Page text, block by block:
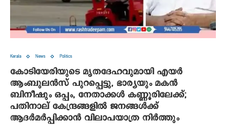
Kerala News Politics
കോടിയേരിയുടെ മൃതദേഹവുമായി എയര്‍
ആംബുലന്‍സ് പുറപ്പെട്ടു, ഭാര്യയും മകന്‍
ബിനീഷും ഒപ്പം, നേതാക്കള്‍ കണ്ണൂരിലേക്ക്;
പതിനാല് കേന്ദ്രങ്ങളില്‍ ജനങ്ങള്‍ക്ക്
ആദര്‍മര്‍പ്പിക്കാന്‍ വിലാപയാത്ര നിര്‍ത്തും